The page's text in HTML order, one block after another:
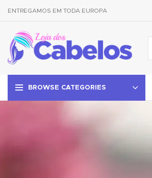
ENTREGAMOS EM TODA EUROPA
BROWSE CATEGORIES